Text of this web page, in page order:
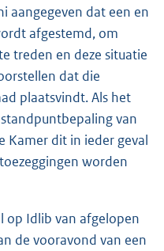
aangegeven dat een en
afgestemd, om
treden en deze situatie
dat die
plaatsvindt. Als het
van
Kamer dit in ieder geval
worden
op Idlib van afgelopen
de vooravond van een